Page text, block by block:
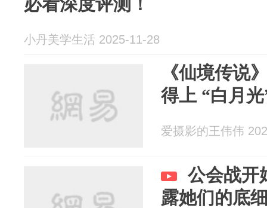
小丹美学生活 2025-11-28
《仙境传说
得上 “白月光
爱摄影的王伟伟
公会战开
露她们的底